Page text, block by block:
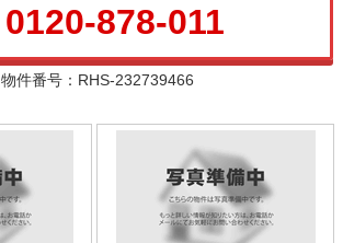
0120-878-011
物件番号：RHS-232739466